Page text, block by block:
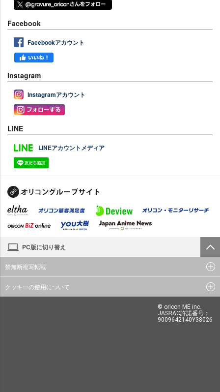
Facebook
Facebookアカウント
Instagram
Instagramアカウント
LINE
LINEアカウントメディア
PC版に切り替え
禁無断複写転載
クッキーの使用について
© oricon ME inc.
JASRAC許諾番号：
9009642140Y38026